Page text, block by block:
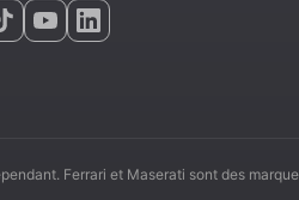
Ferrari et Maserati sont des